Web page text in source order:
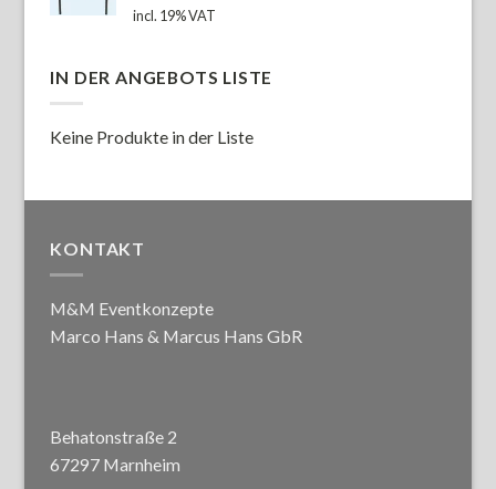
incl. 19% VAT
IN DER ANGEBOTS LISTE
Keine Produkte in der Liste
KONTAKT
M&M Eventkonzepte
Marco Hans & Marcus Hans GbR
Behatonstraße 2
67297 Marnheim